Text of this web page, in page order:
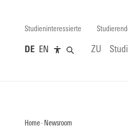
Studieninteressierte
DE EN ZU
Home Newsroom